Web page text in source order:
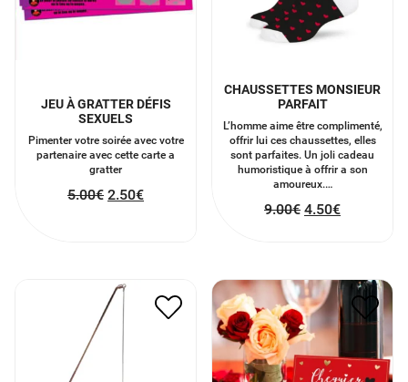
JEU À GRATTER DÉFIS
SEXUELS
Pimenter votre soirée avec votre
partenaire avec cette carte a
gratter
5.00€ 2.50€
CHAUSSETTES MONSIEUR
PARFAIT
L’homme aime être complimenté,
offrir lui ces chaussettes, elles
sont parfaites. Un joli cadeau
humoristique à offrir a son
amoureux.…
9.00€ 4.50€
3.50
AMOUREUX
3.50€ 1.75 €